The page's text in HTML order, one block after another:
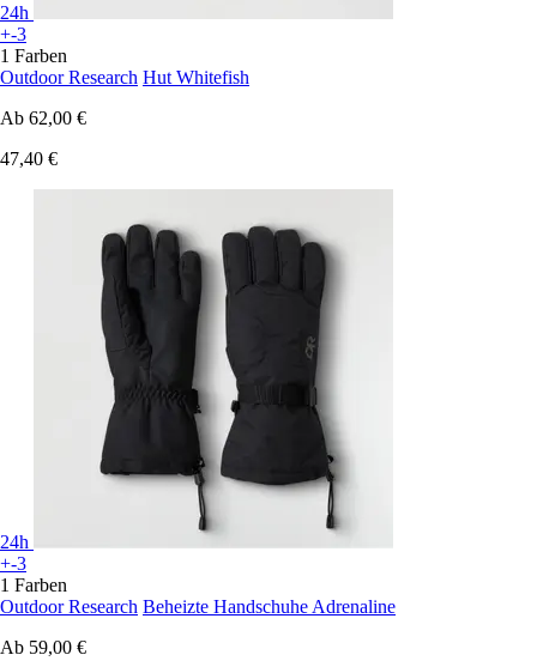
24h
+-3
1 Farben
Outdoor Research Hut Whitefish
Ab 62,00 €
47,40 €
24h
+-3
1 Farben
Outdoor Research Beheizte Handschuhe Adrenaline
Ab 59,00 €